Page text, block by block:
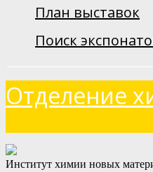
План выставок
Поиск
Отделение
Институт химии новых